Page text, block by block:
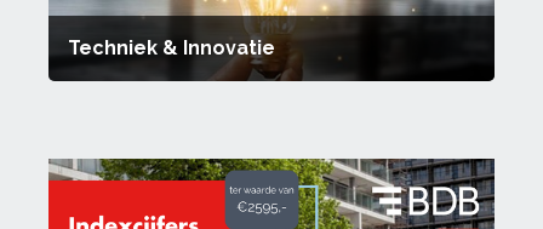
Techniek & Innovatie